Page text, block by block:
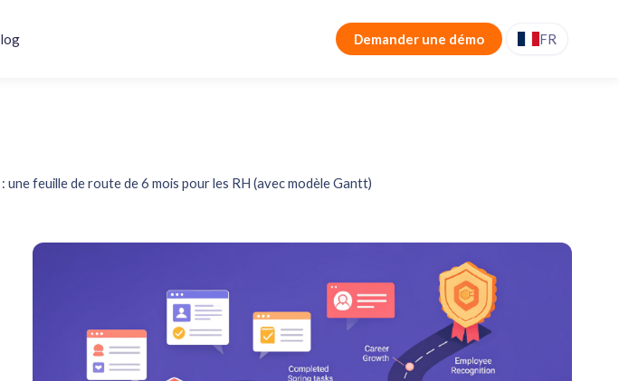
Demander une démo FR
feuille de route de 6 mois pour les RH (avec modèle Gantt)